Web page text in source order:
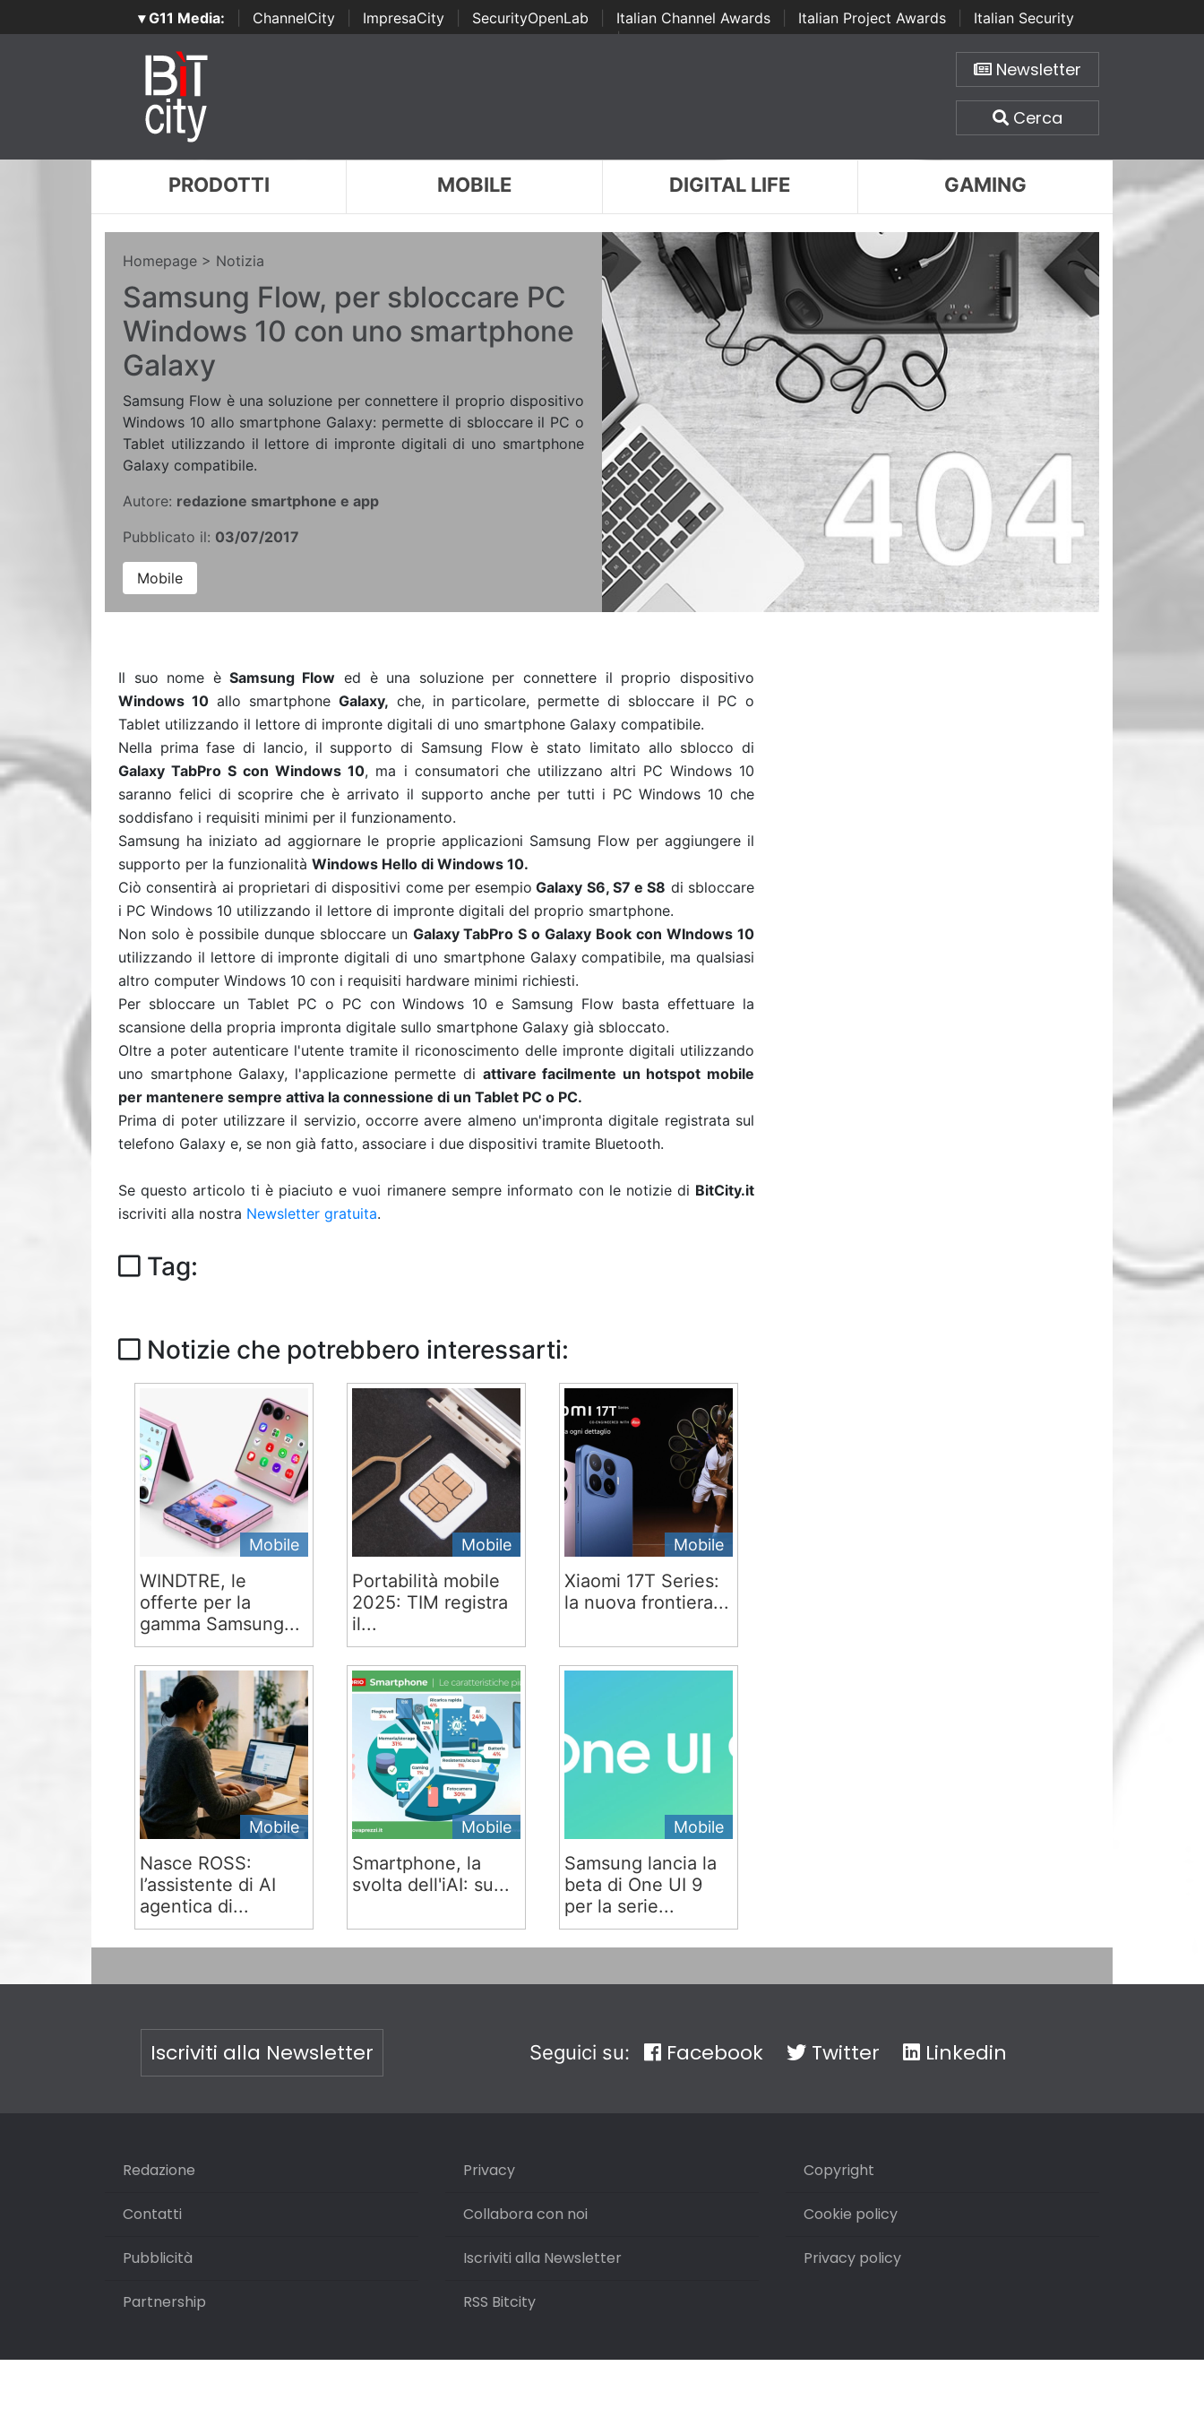
▾ G11 Media: ChannelCity ImpresaCity SecurityOpenLab Italian Channel Awards Italian Project Awards
Italian Security
Awards | ...
Newsletter
Cerca
PRODOTTI MOBILE DIGITAL LIFE GAMING
Homepage > Notizia
Samsung Flow, per sbloccare PC
Windows 10 con uno smartphone
Galaxy
Samsung Flow è una soluzione per connettere il proprio dispositivo
Windows 10 allo smartphone Galaxy: permette di sbloccare il PC o
Tablet utilizzando il lettore di impronte digitali di uno smartphone
Galaxy compatibile.
Autore: redazione smartphone e app
Pubblicato il: 03/07/2017
Mobile
Il suo nome èSamsung Flow ed è una soluzione per connettere il proprio dispositivo
Windows 10allo smartphone Galaxy, che, in particolare, permette di sbloccare il PC o
Tablet utilizzando il lettore di impronte digitali di uno smartphone Galaxy compatibile.
Nella prima fase di lancio, il supporto di Samsung Flow è stato limitato allo sblocco di
Galaxy TabPro S con Windows 10, ma i consumatori che utilizzano altri PC Windows 10
saranno felici di scoprire che è arrivato il supporto anche per tutti i PC Windows 10 che
soddisfano i requisiti minimi per il funzionamento.
Samsung ha iniziato ad aggiornare le proprie applicazioni Samsung Flow per aggiungere il
supporto per la funzionalità Windows Hello di Windows 10.
Ciò consentirà ai proprietari di dispositivi come per esempio Galaxy S6, S7 e S8 di sbloccare
i PC Windows 10 utilizzando il lettore di impronte digitali del proprio smartphone.
Non solo è possibile dunque sbloccare un Galaxy TabPro S o Galaxy Book con WIndows 10
utilizzando il lettore di impronte digitali di uno smartphone Galaxy compatibile, ma qualsiasi
altro computer Windows 10 con i requisiti hardware minimi richiesti.
Per sbloccare un Tablet PC o PC con Windows 10 e Samsung Flow basta effettuare la
scansione della propria impronta digitale sullo smartphone Galaxy già sbloccato.
Oltre a poter autenticare l'utente tramite il riconoscimento delle impronte digitali utilizzando
uno smartphone Galaxy, l'applicazione permette di attivare facilmente un hotspot mobile
per mantenere sempre attiva la connessione di un Tablet PC o PC.
Prima di poter utilizzare il servizio, occorre avere almeno un'impronta digitale registrata sul
telefono Galaxy e, se non già fatto, associare i due dispositivi tramite Bluetooth.
Se questo articolo ti è piaciuto e vuoi rimanere sempre informato con le notizie di BitCity.it
iscriviti alla nostra Newsletter gratuita.
Tag:
Notizie che potrebbero interessarti:
Mobile
WINDTRE, le
offerte per la
gamma Samsung...
Mobile
Portabilità mobile
2025: TIM registra
il...
Mobile
Xiaomi 17T Series:
la nuova frontiera...
Mobile
Nasce ROSS:
l’assistente di AI
agentica di...
Mobile
Smartphone, la
svolta dell'iAI: su...
Mobile
Samsung lancia la
beta di One UI 9
per la serie...
Iscriviti alla Newsletter Seguici su: Facebook Twitter Linkedin
Redazione
Contatti
Pubblicità
Partnership
Privacy
Collabora con noi
Iscriviti alla Newsletter
RSS Bitcity
Copyright
Cookie policy
Privacy policy